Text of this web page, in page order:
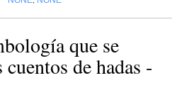
que se
de hadas -